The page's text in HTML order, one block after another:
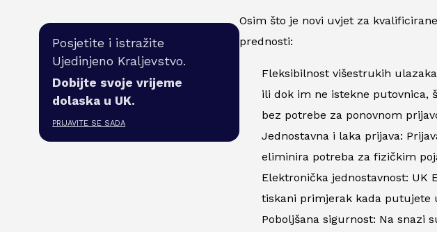
Posjetite i istražite
Ujedinjeno Kraljevstvo.
Dobijte svoje vrijeme
dolaska u UK.
PRIJAVITE SE SADA
Osim što je novi uvjet za
prednosti:
Fleksibilnost višestrukih
ili dok im ne istekne putovnica,
bez potrebe za ponovnom
Jednostavna i laka prijava:
eliminira potreba za fizičkim
Elektronička jednostavnost: UK
tiskani primjerak kada putujete
Poboljšana sigurnost: Na snazi